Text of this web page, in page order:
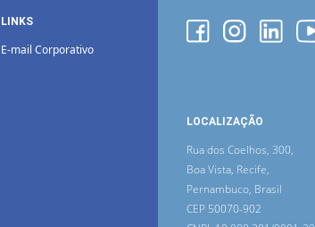
LINKS
E-mail Corporativo
LOCALIZAÇÃO
Rua dos Coelhos, 300,
Boa Vista, Recife,
Pernambuco, Brasil
CEP 50070-902